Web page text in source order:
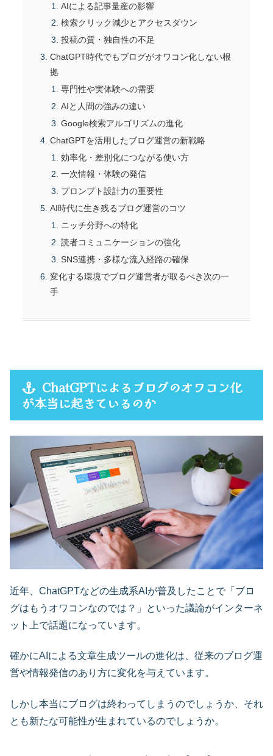
AIによる記事量産の影響
検索クリック減少とアクセスダウン
投稿の質・独自性の不足
ChatGPT時代でもブログがオワコン化しない根
拠
専門性や実体験への需要
AIと人間の強みの違い
Google検索アルゴリズムの進化
ChatGPTを活用したブログ運営の新戦略
効率化・差別化につながる使い方
一次情報・体験の発信
プロンプト設計力の重要性
AI時代に生き残るブログ運営のコツ
ニッチ分野への特化
読者コミュニケーションの強化
SNS連携・多様な流入経路の確保
変化する環境でブログ運営者が取るべき次の一
手
ChatGPTによるブログのオワコン化
が本当に起きているのか
近年、ChatGPTなどの生成系AIが普及したことで「ブロ
グはもうオワコンなのでは？」といった議論がインターネ
ット上で話題になっています。
確かにAIによる文章生成ツールの進化は、従来のブログ運
営や情報発信のあり方に変化を与えています。
しかし本当にブログは終わってしまうのでしょうか、それ
とも新たな可能性が生まれているのでしょうか。